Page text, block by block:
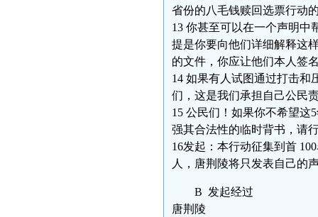
省份的八毛钱赎回选票行动
13 你甚至可以在一个声明中
提是你要向他们详细解释这
的文件，你应让他们本人签
14 如果有人试图通过打击和
们，这是我们承担自己公民
15 公民们！如果你不希望这
强其合法性的临时背书，请
16发起：本行动征集到首
人，唐荆陵将只发表自己的
B 发起经过
唐荆陵